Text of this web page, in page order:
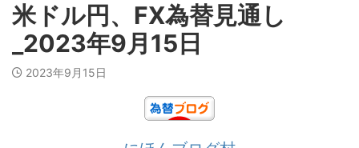
米ドル円、FX為替見通し
_2023年9月15日
2023年9月15日